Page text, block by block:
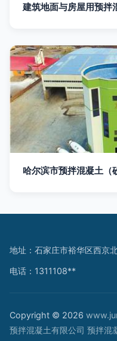
建筑地面与房屋用预拌
哈尔滨市预拌混凝土（
地址：石家庄市裕华区西京
电话：1311108**
Copyright © 2026
预拌混凝土有限公司 预拌混